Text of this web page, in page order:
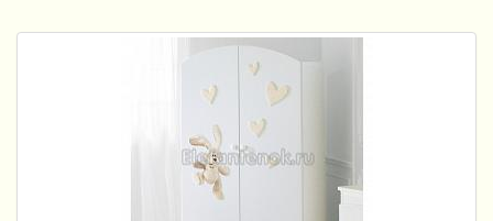
Детский транспорт
Постельные принадлежности